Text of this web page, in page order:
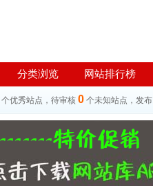
分类浏览 网站排行榜
个优秀站点，待审核 0 个未知站点，发布